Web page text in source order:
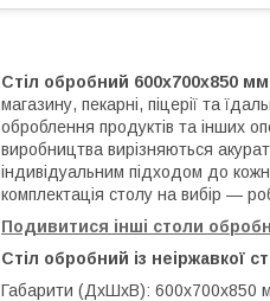
Стіл обробний 600х700х850
магазину, пекарні, піцерії та
оброблення продуктів та інших
виробництва вирізняються
індивідуальним підходом до
комплектація столу на вибір —
Подивитися інші столи
Стіл обробний із неіржавкої
Габарити (ДхШхВ): 600х700х850